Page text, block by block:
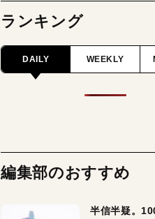
ランキング
DAILY WEEKLY
編集部のおすすめ
半信半疑。